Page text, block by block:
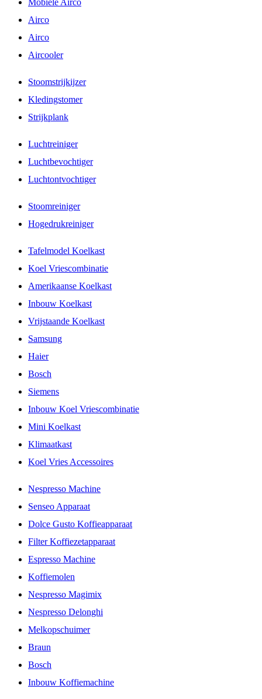
Mobiele Airco
Airco
Airco
Aircooler
Stoomstrijkijzer
Kledingstomer
Strijkplank
Luchtreiniger
Luchtbevochtiger
Luchtontvochtiger
Stoomreiniger
Hogedrukreiniger
Tafelmodel Koelkast
Koel Vriescombinatie
Amerikaanse Koelkast
Inbouw Koelkast
Vrijstaande Koelkast
Samsung
Haier
Bosch
Siemens
Inbouw Koel Vriescombinatie
Mini Koelkast
Klimaatkast
Koel Vries Accessoires
Nespresso Machine
Senseo Apparaat
Dolce Gusto Koffieapparaat
Filter Koffiezetapparaat
Espresso Machine
Koffiemolen
Nespresso Magimix
Nespresso Delonghi
Melkopschuimer
Braun
Bosch
Inbouw Koffiemachine